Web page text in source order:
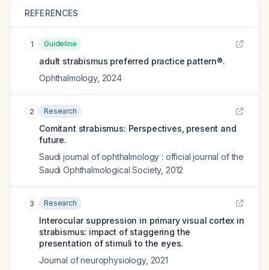
REFERENCES
1 Guideline
adult strabismus preferred practice pattern®.
Ophthalmology, 2024
2 Research
Comitant strabismus: Perspectives, present and
future.
Saudi journal of ophthalmology : official journal of the
Saudi Ophthalmological Society, 2012
3 Research
Interocular suppression in primary visual cortex in
strabismus: impact of staggering the
presentation of stimuli to the eyes.
Journal of neurophysiology, 2021